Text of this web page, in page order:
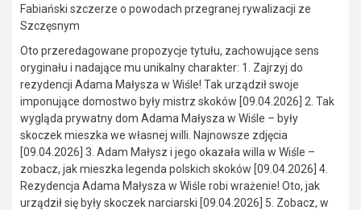
Fabiański szczerze o powodach przegranej rywalizacji ze
Szczęsnym
Oto przeredagowane propozycje tytułu, zachowujące sens
oryginału i nadające mu unikalny charakter: 1. Zajrzyj do
rezydencji Adama Małysza w Wiśle! Tak urządził swoje
imponujące domostwo były mistrz skoków [09.04.2026] 2. Tak
wygląda prywatny dom Adama Małysza w Wiśle – były
skoczek mieszka we własnej willi. Najnowsze zdjęcia
[09.04.2026] 3. Adam Małysz i jego okazała willa w Wiśle –
zobacz, jak mieszka legenda polskich skoków [09.04.2026] 4.
Rezydencja Adama Małysza w Wiśle robi wrażenie! Oto, jak
urządził się były skoczek narciarski [09.04.2026] 5. Zobacz, w